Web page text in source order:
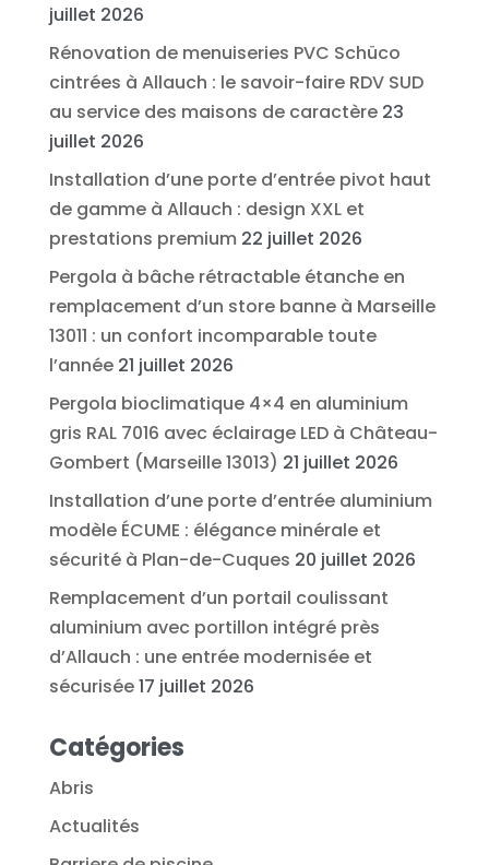
juillet 2026
Rénovation de menuiseries PVC Schüco
cintrées à Allauch : le savoir-faire RDV SUD
au service des maisons de caractère 23
juillet 2026
Installation d’une porte d’entrée pivot haut
de gamme à Allauch : design XXL et
prestations premium 22 juillet 2026
Pergola à bâche rétractable étanche en
remplacement d’un store banne à Marseille
13011 : un confort incomparable toute
l’année 21 juillet 2026
Pergola bioclimatique 4×4 en aluminium
gris RAL 7016 avec éclairage LED à Château-
Gombert (Marseille 13013) 21 juillet 2026
Installation d’une porte d’entrée aluminium
modèle ÉCUME : élégance minérale et
sécurité à Plan-de-Cuques 20 juillet 2026
Remplacement d’un portail coulissant
aluminium avec portillon intégré près
d’Allauch : une entrée modernisée et
sécurisée17 juillet 2026
Catégories
Abris
Actualités